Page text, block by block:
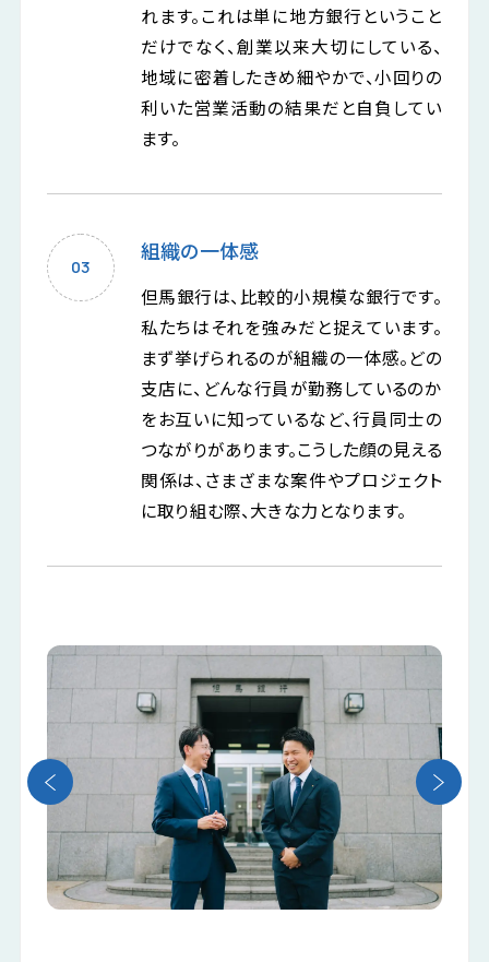
れます。これは単に地方銀行ということ
だけでなく、創業以来大切にしている、
地域に密着したきめ細やかで、小回りの
利いた営業活動の結果だと自負してい
ます。
組織の一体感
但馬銀行は、比較的小規模な銀行です。
私たちはそれを強みだと捉えています。
まず挙げられるのが組織の一体感。どの
支店に、どんな行員が勤務しているのか
をお互いに知っているなど、行員同士の
つながりがあります。こうした顔の見える
関係は、さまざまな案件やプロジェクト
に取り組む際、大きな力となります。